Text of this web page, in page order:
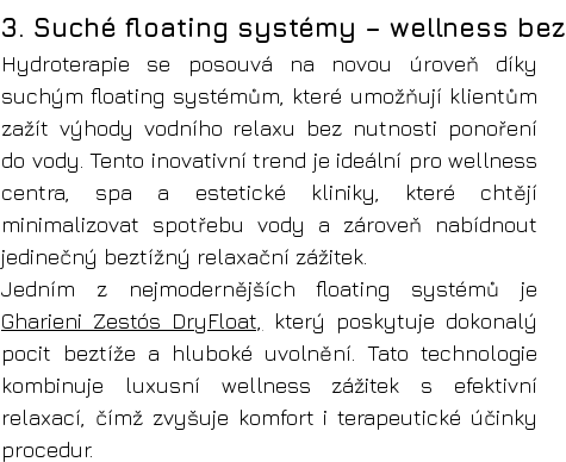
3. Suché floating systémy – wellness
Hydroterapie se posouvá na novou úroveň díky
suchým floating systémům, které umožňují klientům
zažít výhody vodního relaxu bez nutnosti ponoření
do vody. Tento inovativní trend je ideální pro wellness
centra, spa a estetické kliniky, které chtějí
minimalizovat spotřebu vody a zároveň nabídnout
jedinečný beztížný relaxační zážitek.
Gharieni Zestós DryFloat,
který poskytuje dokonalý
pocit beztíže a hluboké uvolnění. Tato technologie
kombinuje luxusní wellness zážitek s efektivní
relaxací, čímž zvyšuje komfort i terapeutické účinky
procedur.